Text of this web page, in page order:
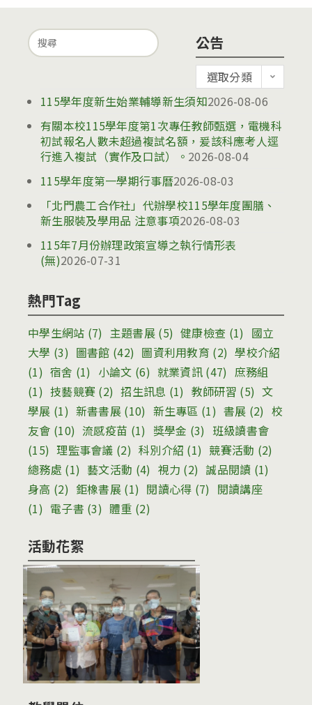
Search
for:
公告
告
選取分類
115學年度新生始業輔導新生須知2026-08-06
有關本校115學年度第1次專任教師甄選，電機科
初試報名人數未超過複試名額，爰該科應考人逕
行進入複試（實作及口試）。 2026-08-04
115學年度第一學期行事曆2026-08-03
「北門農工合作社」代辦學校115學年度團膳、
新生服裝及學用品 注意事項2026-08-03
115年7月份辦理政策宣導之執行情形表
(無)2026-07-31
熱門Tag
中學生網站 (7) 主題書展(5) 健康檢查 (1) 國立
大學 (3) 圖書館 (42) 圖資利用教育 (2) 學校介紹
(1) 宿舍 (1) 小論文 (6) 就業資訊 (47) 庶務組
(1) 技藝競賽 (2) 招生訊息 (1) 教師研習 (5) 文
學展 (1) 新書書展 (10) 新生專區 (1) 書展 (2) 校
友會 (10) 流感疫苗 (1) 獎學金 (3) 班級讀書會
(15) 理監事會議 (2) 科別介紹 (1) 競賽活動 (2)
總務處 (1) 藝文活動 (4) 視力 (2) 誠品閱讀 (1)
身高 (2) 鉅橡書展 (1) 閱讀心得 (7) 閱讀講座
(1) 電子書 (3) 體重 (2)
活動花絮